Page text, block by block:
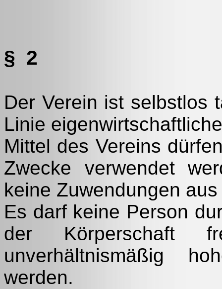
§ 2
Der Verein ist selbstlos
Linie
Mittel des Vereins
Zwecke verwendet
keine Zuwendungen
Es darf keine Person
der Körperschaft
unverhältnismäßig
werden.